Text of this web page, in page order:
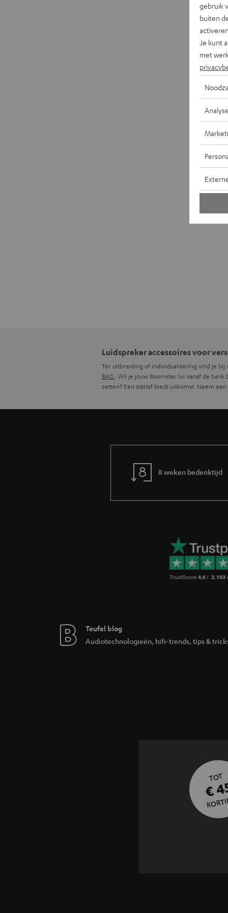
Luidspreker accessoires voor
Ter uitbreiding of individualisering vind je bij
BAG . Wil je jouw Boomster lui vanaf de
zetten? Een statief biedt uitkomst. Neem
8 weken bedenktijd
Teufel blog
Audiotechnologieën, hifi-trends, tips &
TOT
€
gebruik
buiten
Je kunt
met
Analyse